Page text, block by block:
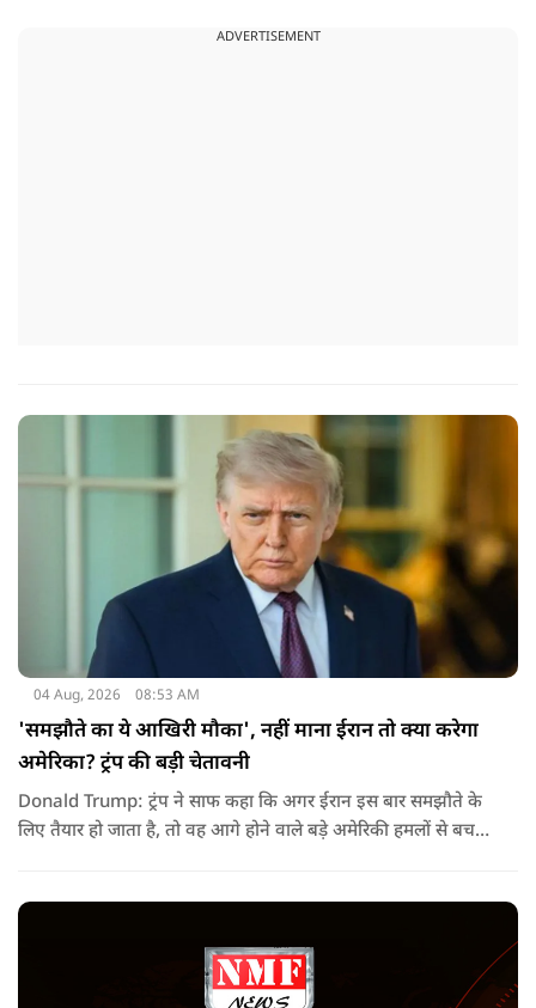
ADVERTISEMENT
04 Aug, 2026 08:53 AM
'समझौते का ये आखिरी मौका', नहीं माना ईरान तो क्या करेगा
अमेरिका? ट्रंप की बड़ी चेतावनी
Donald Trump: ट्रंप ने साफ कहा कि अगर ईरान इस बार समझौते के
लिए तैयार हो जाता है, तो वह आगे होने वाले बड़े अमेरिकी हमलों से बच